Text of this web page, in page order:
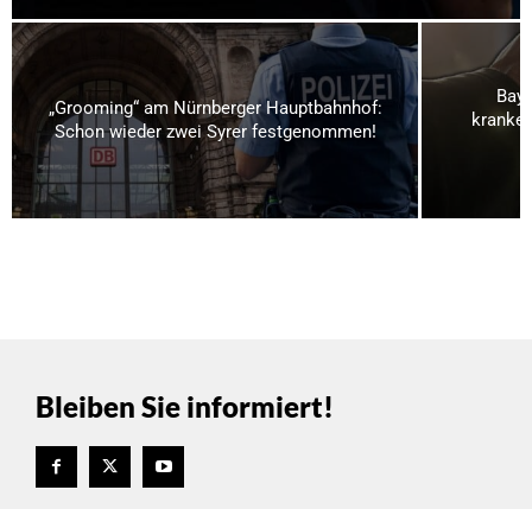
„Grooming“ am Nürnberger Hauptbahnhof:
Schon wieder zwei Syrer festgenommen!
Bleiben Sie informiert!